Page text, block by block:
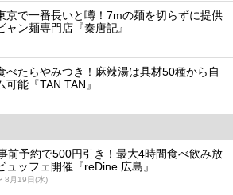
京で一番長いと噂！7mの麺を切らずに提供
ャン麺専門店『秦唐記』
べたらやみつき！麻辣湯は具材50種から自
可能『TAN TAN』
前予約で500円引き！最大4時間食べ飲み放
ュッフェ開催『reDine 広島』
8月19日(水)